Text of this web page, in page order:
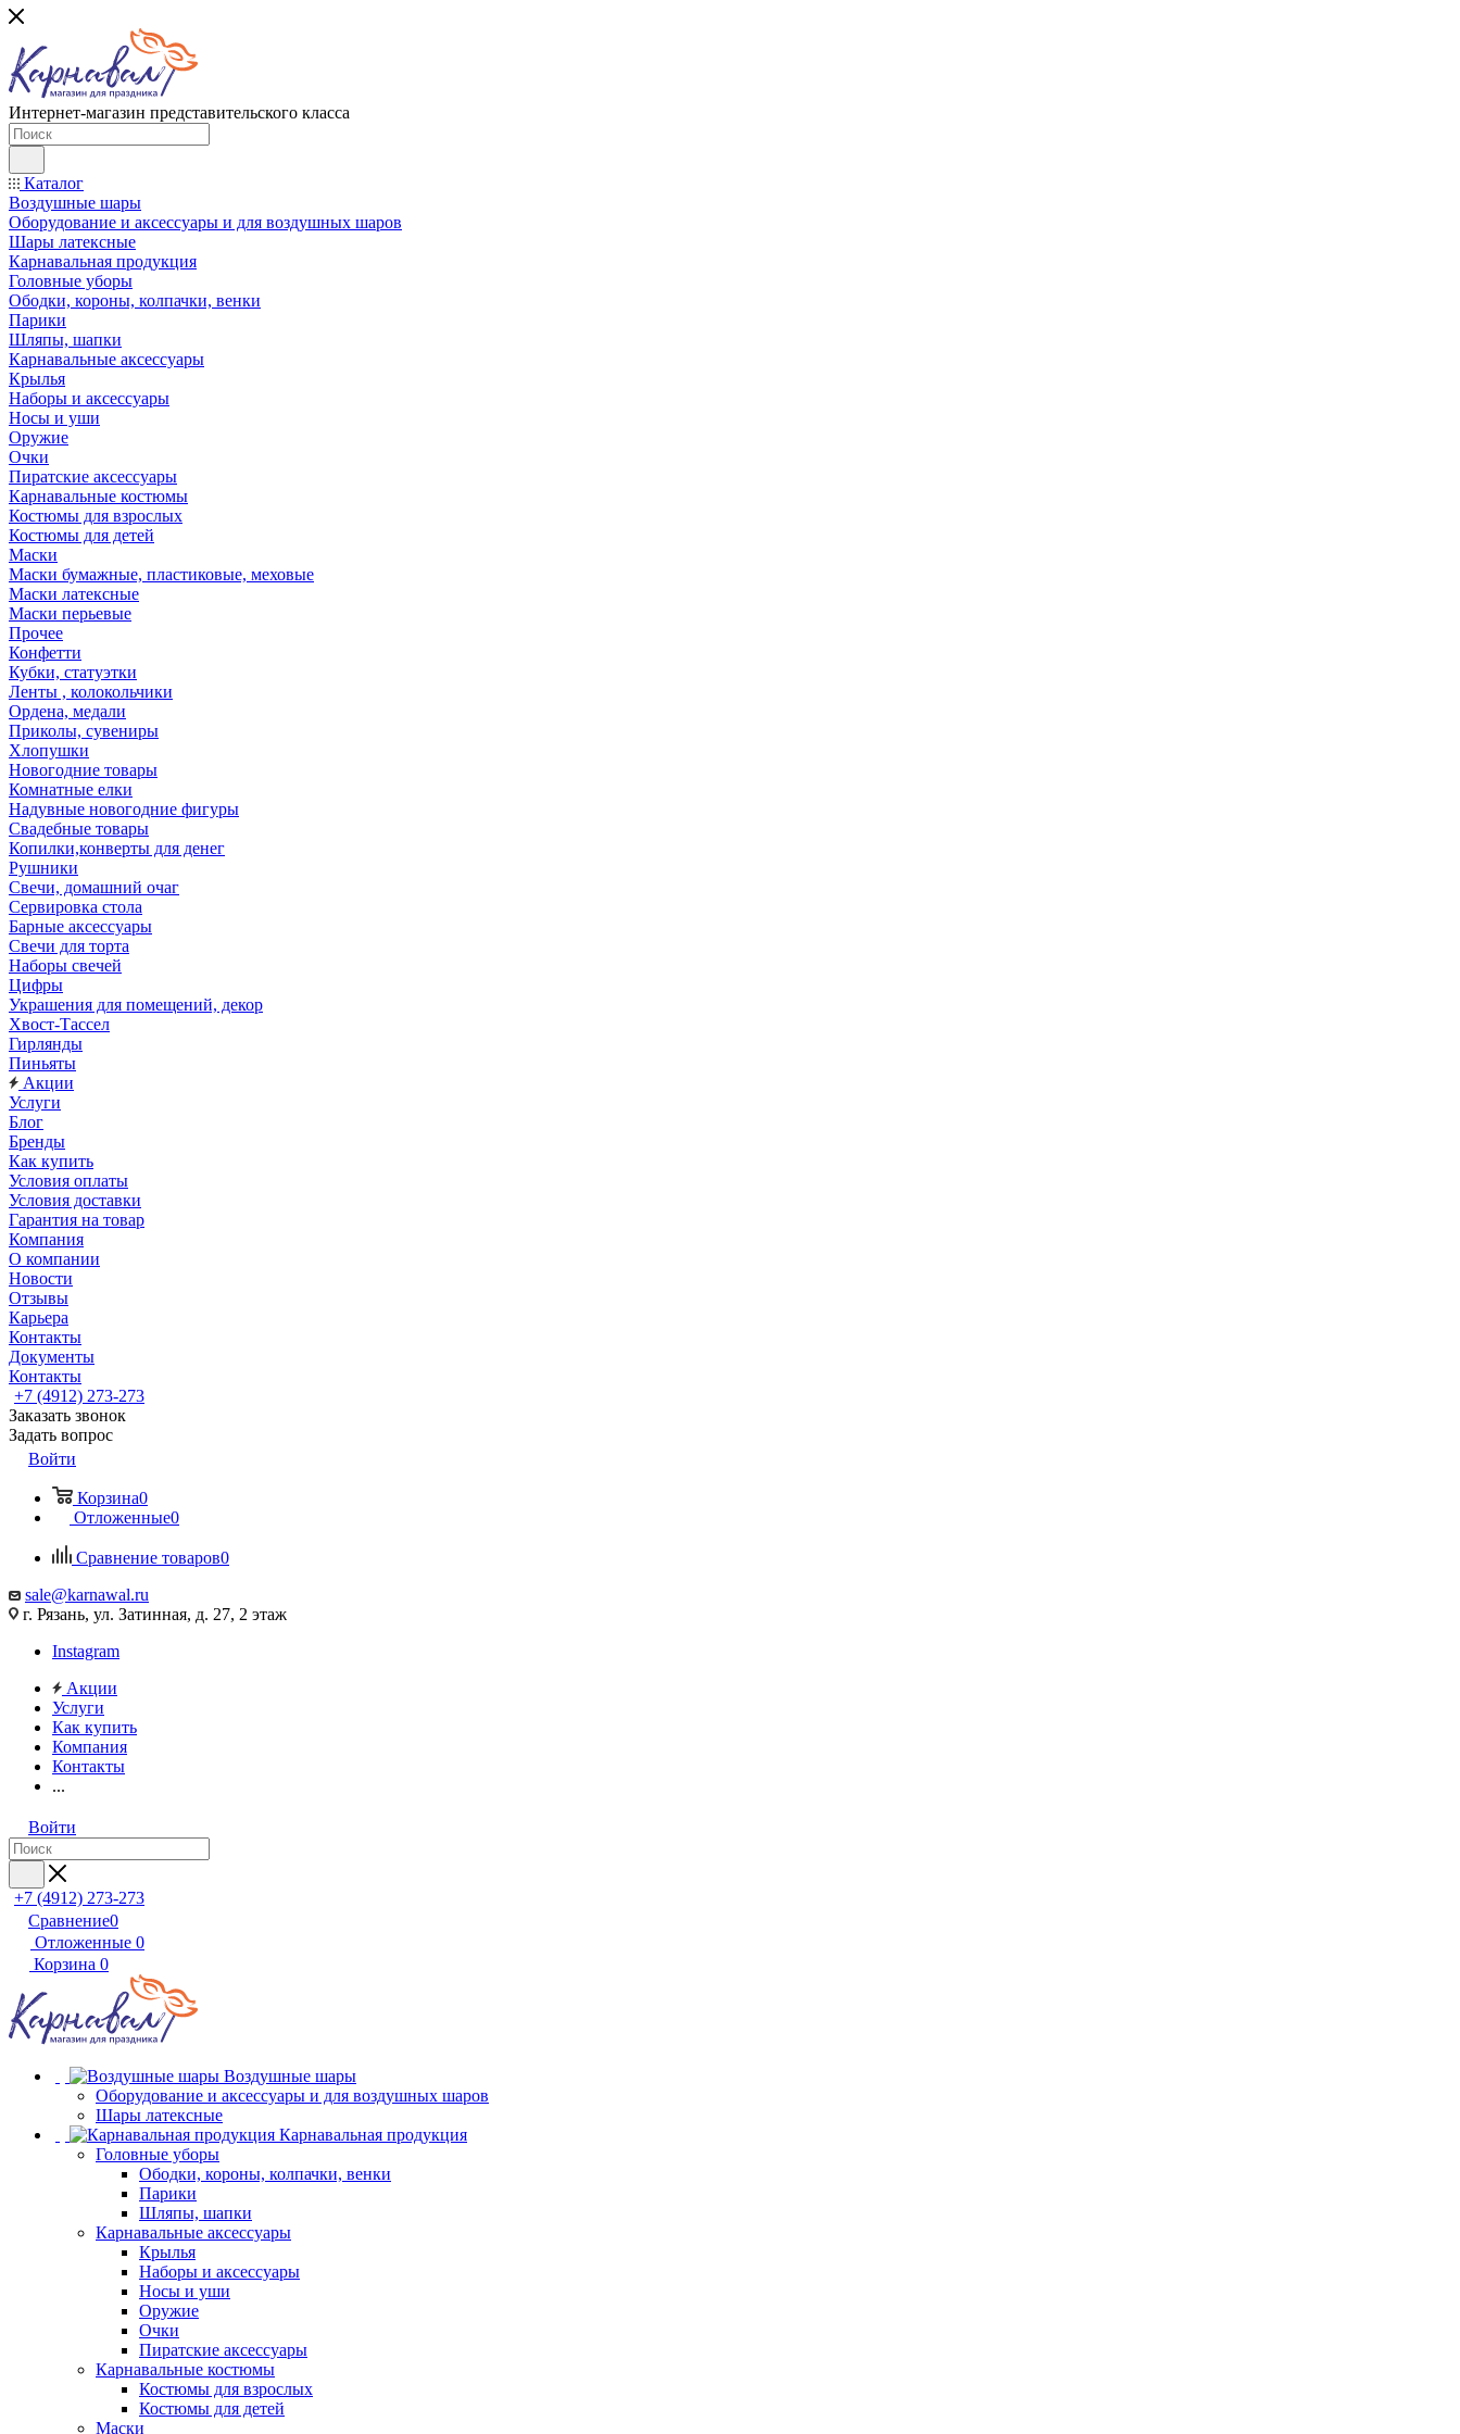
Интернет-магазин представительского класса
Каталог
Воздушные шары
Оборудование и аксессуары и для воздушных шаров
Шары латексные
Карнавальная продукция
Головные уборы
Ободки, короны, колпачки, венки
Парики
Шляпы, шапки
Карнавальные аксессуары
Крылья
Наборы и аксессуары
Носы и уши
Оружие
Очки
Пиратские аксессуары
Карнавальные костюмы
Костюмы для взрослых
Костюмы для детей
Маски
Маски бумажные, пластиковые, меховые
Маски латексные
Маски перьевые
Прочее
Конфетти
Кубки, статуэтки
Ленты , колокольчики
Ордена, медали
Приколы, сувениры
Хлопушки
Новогодние товары
Комнатные елки
Надувные новогодние фигуры
Свадебные товары
Копилки,конверты для денег
Рушники
Свечи, домашний очаг
Сервировка стола
Барные аксессуары
Свечи для торта
Наборы свечей
Цифры
Украшения для помещений, декор
Хвост-Тассел
Гирлянды
Пиньяты
Акции
Услуги
Блог
Бренды
Как купить
Условия оплаты
Условия доставки
Гарантия на товар
Компания
О компании
Новости
Отзывы
Карьера
Контакты
Документы
Контакты
+7 (4912) 273-273
Заказать звонок
Задать вопрос
Войти
Корзина0
Отложенные0
Сравнение товаров0
sale@karnawal.ru
г. Рязань, ул. Затинная, д. 27, 2 этаж
Instagram
Акции
Услуги
Как купить
Компания
Контакты
...
Войти
+7 (4912) 273-273
Сравнение0
Отложенные 0
Корзина 0
Воздушные шары
Оборудование и аксессуары и для воздушных шаров
Шары латексные
Карнавальная продукция
Головные уборы
Ободки, короны, колпачки, венки
Парики
Шляпы, шапки
Карнавальные аксессуары
Крылья
Наборы и аксессуары
Носы и уши
Оружие
Очки
Пиратские аксессуары
Карнавальные костюмы
Костюмы для взрослых
Костюмы для детей
Маски